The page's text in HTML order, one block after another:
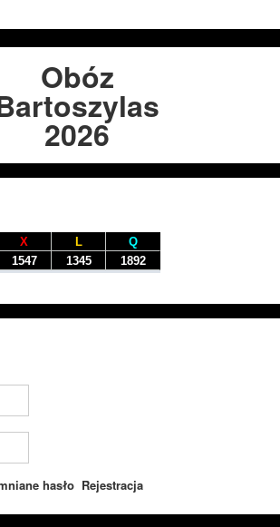
Obóz
2026
hasło Rejestracja